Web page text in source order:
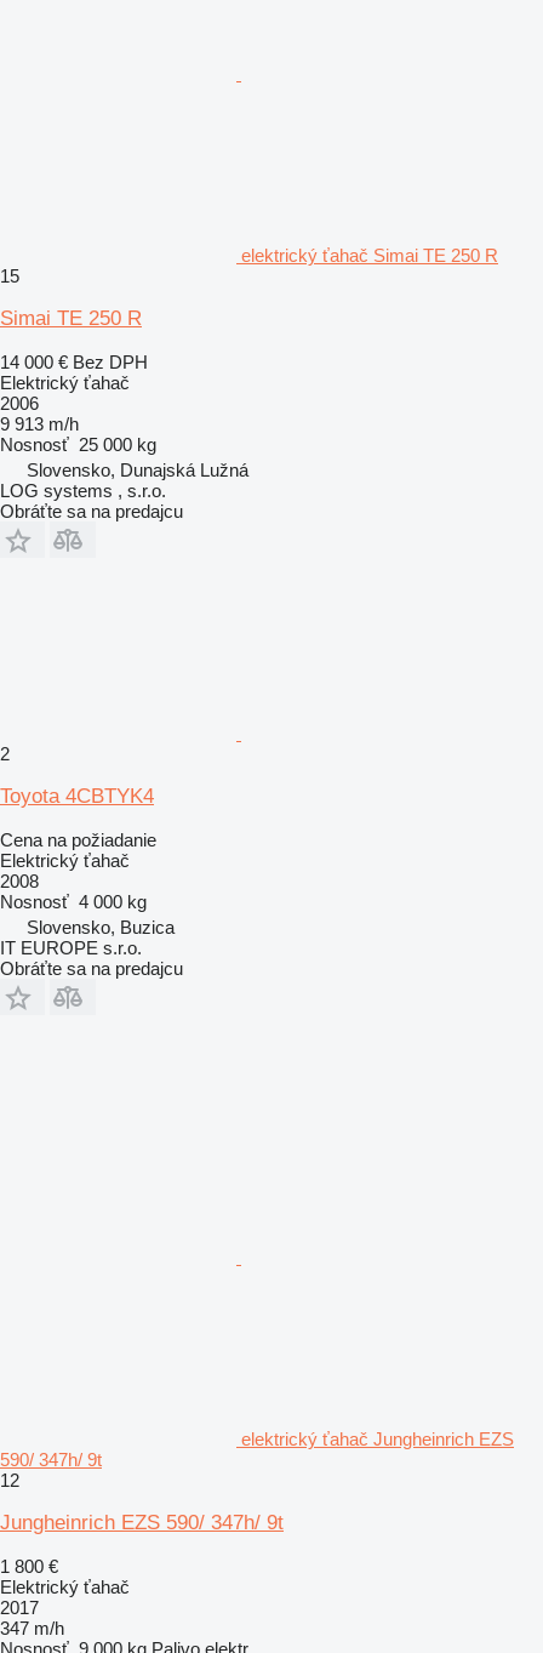
elektrický ťahač Simai TE 250 R
15
Simai TE 250 R
14 000 € Bez DPH
Elektrický ťahač
2006
9 913 m/h
Nosnosť 25 000 kg
Slovensko, Dunajská Lužná
LOG systems , s.r.o.
Obráťte sa na predajcu
2
Toyota 4CBTYK4
Cena na požiadanie
Elektrický ťahač
2008
Nosnosť 4 000 kg
Slovensko, Buzica
IT EUROPE s.r.o.
Obráťte sa na predajcu
elektrický ťahač Jungheinrich EZS
590/ 347h/ 9t
12
Jungheinrich EZS 590/ 347h/ 9t
1 800 €
Elektrický ťahač
2017
347 m/h
Nosnosť 9 000 kg Palivo elektr.